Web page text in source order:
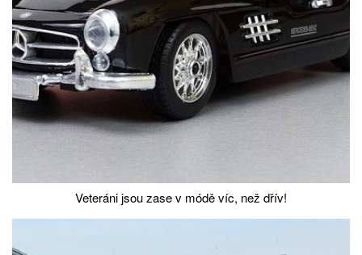
Veteráni jsou zase v módě víc, než dřív!